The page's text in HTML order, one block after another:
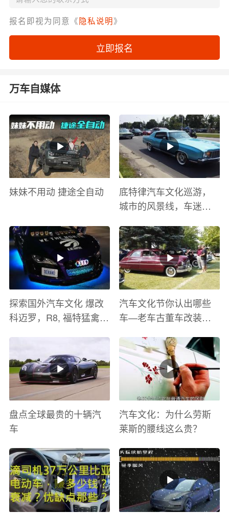
报名即视为同意《隐私说明》
立即报名
万车自媒体
妹妹不用动 捷途全自动
底特律汽车文化巡游，
城市的风景线，车迷的
探索国外汽车文化 爆改
科迈罗，R8, 福特猛禽
汽车文化节你认出哪些
车—老车古董车改装车
盘点全球最贵的十辆汽
车
汽车文化：为什么劳斯
莱斯的腰线这么贵？